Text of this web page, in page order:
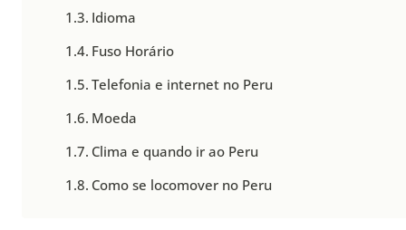
Idioma
Fuso Horário
Telefonia e internet no Peru
Moeda
Clima e quando ir ao Peru
Como se locomover no Peru